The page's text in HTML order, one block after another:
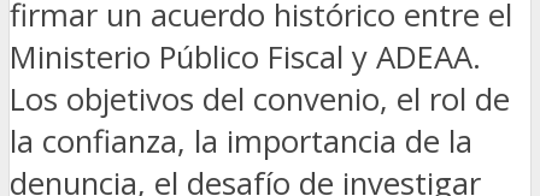
firmar un acuerdo histórico entre el
Ministerio Público Fiscal y ADEAA.
Los objetivos del convenio, el rol de
la confianza, la importancia de la
denuncia, el desafío de investigar